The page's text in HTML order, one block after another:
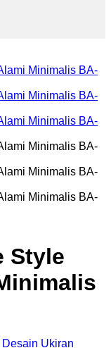
Style